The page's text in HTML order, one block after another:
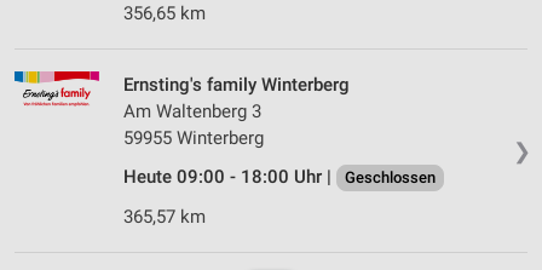
356,65 km
❯
Ernsting's family Winterberg
Am Waltenberg 3
59955 Winterberg
Heute 09:00 - 18:00 Uhr |
Geschlossen
365,57 km